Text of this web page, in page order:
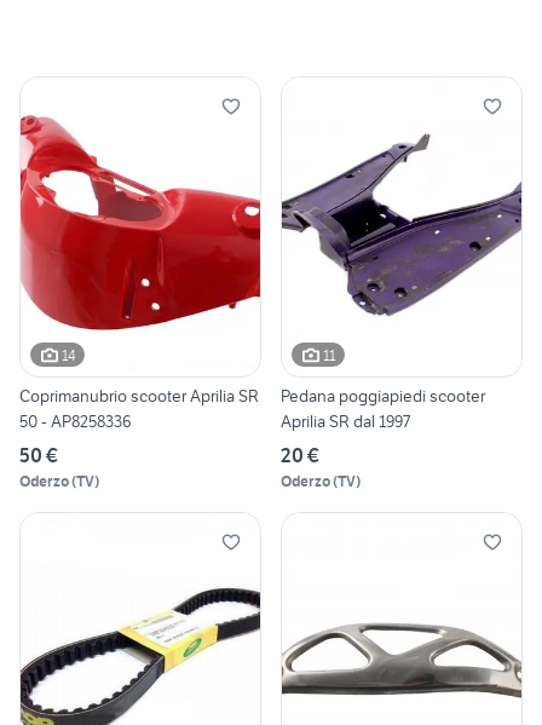
14
Coprimanubrio scooter Aprilia SR
50 - AP8258336
50 €
Oderzo(TV)
11
Pedana poggiapiedi scooter
Aprilia SR dal 1997
20 €
Oderzo(TV)